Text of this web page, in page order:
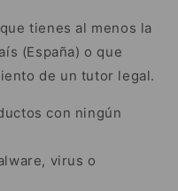
tienes al menos la
(España) o que
de un tutor legal.
con ningún
virus o